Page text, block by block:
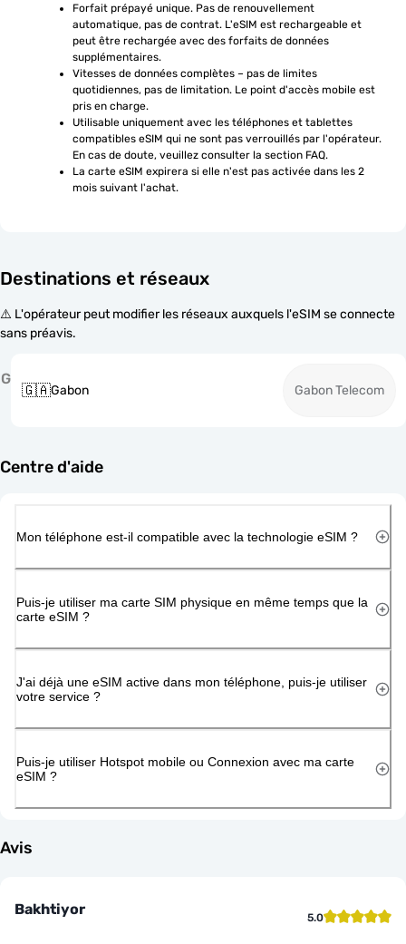
Forfait prépayé unique. Pas de renouvellement
automatique, pas de contrat. L'eSIM est rechargeable et
peut être rechargée avec des forfaits de données
supplémentaires.
Vitesses de données complètes – pas de limites
quotidiennes, pas de limitation. Le point d'accès mobile est
pris en charge.
Utilisable uniquement avec les téléphones et tablettes
compatibles eSIM qui ne sont pas verrouillés par l'opérateur.
En cas de doute, veuillez consulter la section FAQ.
La carte eSIM expirera si elle n'est pas activée dans les 2
mois suivant l'achat.
Destinations et réseaux
⚠️ L'opérateur peut modifier les réseaux auxquels l'eSIM se connecte
sans préavis.
G
🇬🇦Gabon Gabon Telecom
Centre d'aide
Mon téléphone est-il compatible avec la technologie eSIM ?
Puis-je utiliser ma carte SIM physique en même temps que la
carte eSIM ?
J'ai déjà une eSIM active dans mon téléphone, puis-je utiliser
votre service ?
Puis-je utiliser Hotspot mobile ou Connexion avec ma carte
eSIM ?
Avis
Bakhtiyor 5.0